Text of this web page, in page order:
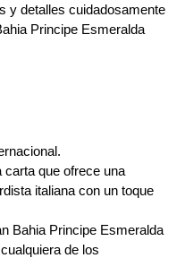
y detalles cuidadosamente
Principe Esmeralda
carta que ofrece una
italiana con un toque
Bahia Principe Esmeralda
de los